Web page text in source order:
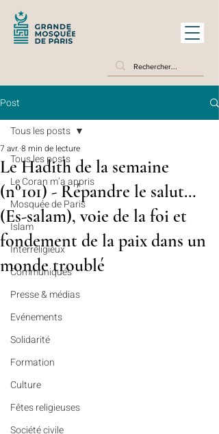
Post
Tous les posts
Le Coran m’a appris
Mosquée de Paris
Islam
Interreligieux
Communiqués
Presse & médias
Evénements
Solidarité
Formation
Culture
Fêtes religieuses
Société civile
Tous les posts
Le Hadith de la semaine
(n°101) - Répandre le salut…
(Es-salam), voie de la foi et
fondement de la paix dans un
monde troublé
7 avr. 8 min de lecture